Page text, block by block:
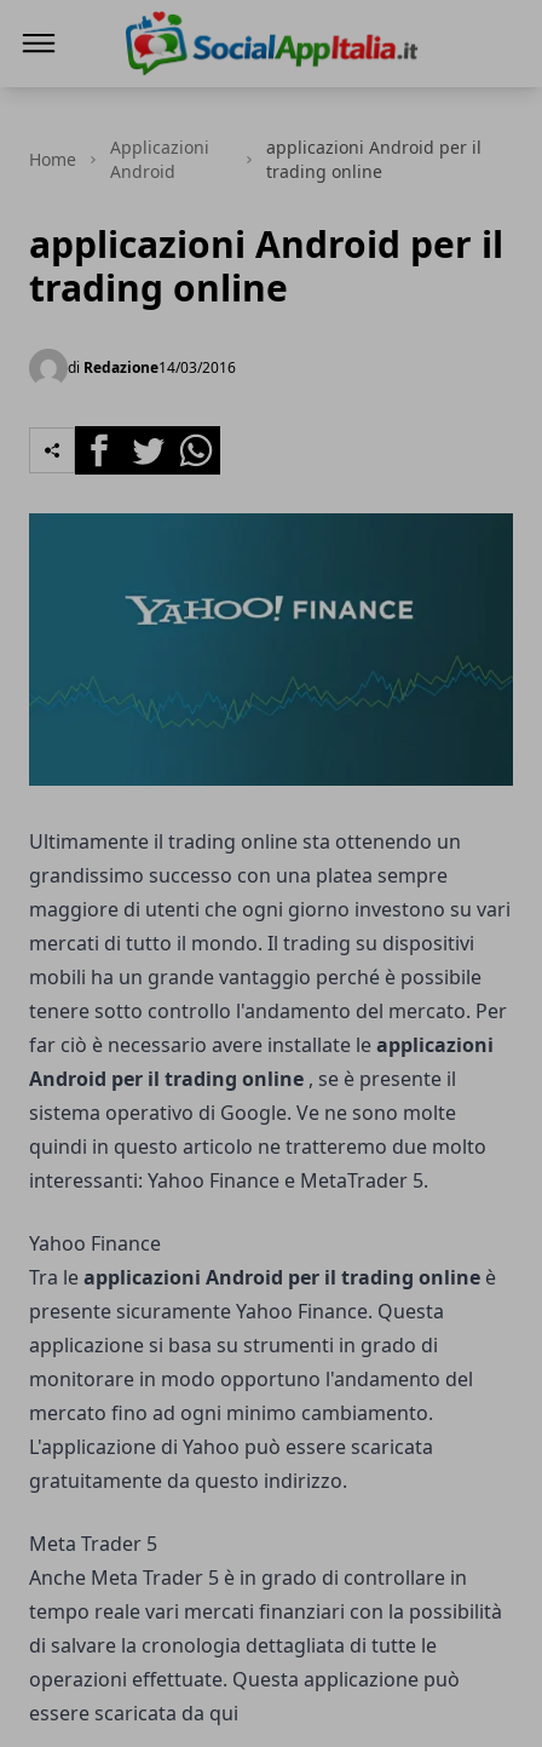
Home
Applicazioni
Android
applicazioni Android per il
trading online
applicazioni Android per il
trading online
di Redazione14/03/2016
FacebookTwitterWhatsapp
Ultimamente il trading online sta ottenendo un
grandissimo successo con una platea sempre
maggiore di utenti che ogni giorno investono su vari
mercati di tutto il mondo. Il trading su dispositivi
mobili ha un grande vantaggio perché è possibile
tenere sotto controllo l'andamento del mercato. Per
far ciò è necessario avere installate leapplicazioni
Android per il trading online , se è presente il
sistema operativo di Google. Ve ne sono molte
quindi in questo articolo ne tratteremo due molto
interessanti: Yahoo Finance e MetaTrader 5.
Yahoo Finance
Tra leapplicazioni Android per il trading online è
presente sicuramente Yahoo Finance. Questa
applicazione si basa su strumenti in grado di
monitorare in modo opportuno l'andamento del
mercato fino ad ogni minimo cambiamento.
L'applicazione di Yahoo può essere scaricata
gratuitamente da questo indirizzo.
Meta Trader 5
Anche Meta Trader 5 è in grado di controllare in
tempo reale vari mercati finanziari con la possibilità
di salvare la cronologia dettagliata di tutte le
operazioni effettuate. Questa applicazione può
essere scaricata da qui